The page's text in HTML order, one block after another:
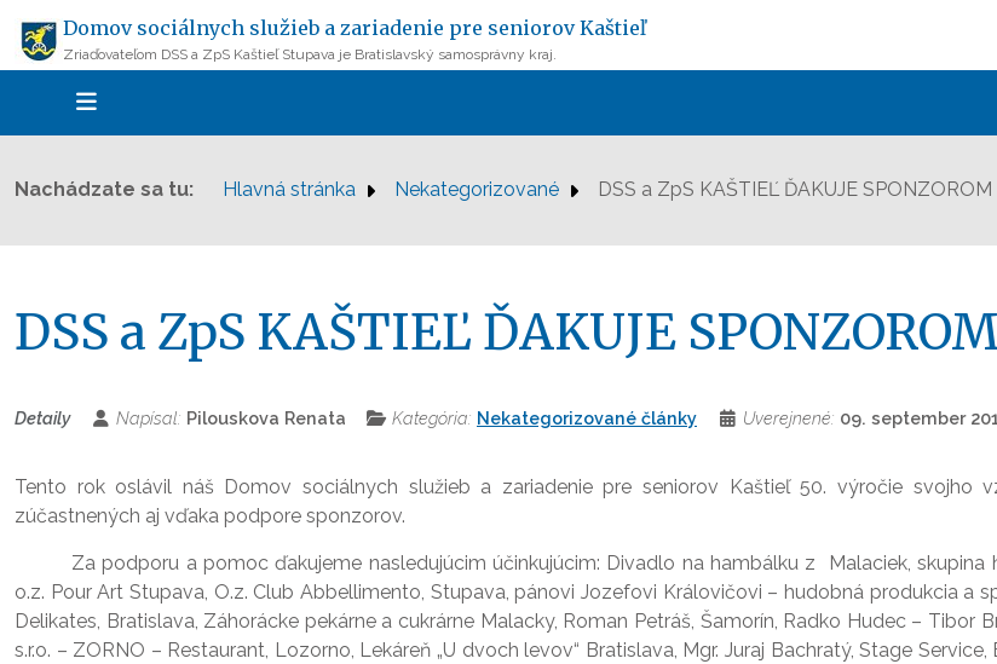
Domov sociálnych služieb a zariadenie pre seniorov Kaštieľ
Zriaďovateľom DSS a ZpS Kaštieľ Stupava je Bratislavský samosprávny kraj.
Nachádzate sa tu: Hlavná stránka Nekategorizované DSS a ZpS KAŠTIEĽ ĎAKUJE SPONZOROM
DSS a ZpS KAŠTIEĽ ĎAKUJE
Detaily Napísal: Pilouskova Renata Kategória: Nekategorizované články Uverejnené: 09. september
Tento rok oslávil náš Domov sociálnych služieb a zariadenie pre seniorov Kaštieľ 50. výročie svojho
zúčastnených aj vďaka podpore sponzorov.
Za podporu a pomoc ďakujeme nasledujúcim účinkujúcim: Divadlo na hambálku z Malaciek, skupina
o.z. Pour Art Stupava, O.z. Club Abbellimento, Stupava, pánovi Jozefovi Královičovi – hudobná produkcia a
Delikates, Bratislava, Záhorácke pekárne a cukrárne Malacky, Roman Petráš, Šamorín, Radko Hudec – Tibor
s.r.o. – ZORNO – Restaurant, Lozorno, Lekáreň „U dvoch levov“ Bratislava, Mgr. Juraj Bachratý, Stage